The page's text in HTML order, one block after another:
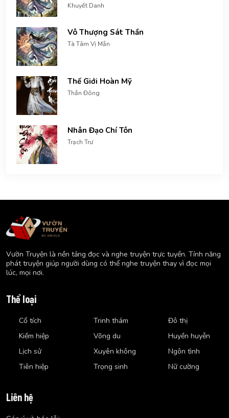
Khuyết Danh
Vô Thượng Sát Thần
Tà Tâm Vị Mẫn
Thế Giới Hoàn Mỹ
Thần Đông
Nhân Đạo Chí Tôn
Trạch Trư
Vườn Truyện là nền tảng đọc và nghe truyện trực tuyến. Tính năng
phát truyện giúp người dùng có thể nghe truyện thay vì đọc mọi
lúc, mọi nơi.
Thể loại
Cổ tích
Kiếm hiệp
Lịch sử
Tiên hiệp
Trinh thám
Võng du
Xuyên không
Trọng sinh
Đô thị
Huyền huyễn
Ngôn tình
Nữ cường
Liên hệ